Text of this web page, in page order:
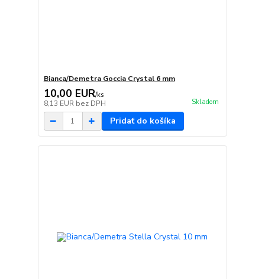
Bianca/Demetra Goccia Crystal 6 mm
10,00 EUR/ks
8,13 EUR bez DPH Skladom
Pridať do košíka